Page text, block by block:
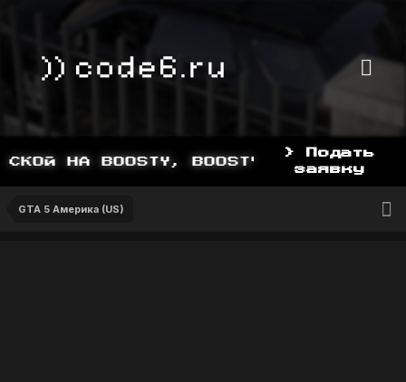
НА BOOSTY, BOOSTY.TO/YDDY
> Подать
заявку
GTA 5 Америка (US)